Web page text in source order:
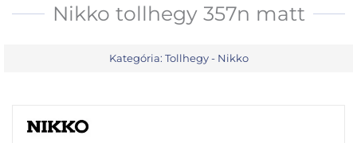
Nikko tollhegy 357n matt
Kategória: Tollhegy - Nikko